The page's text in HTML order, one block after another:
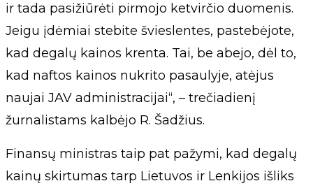
ir tada pasižiūrėti pirmojo ketvirčio duomenis.
Jeigu įdėmiai stebite švieslentes, pastebėjote,
kad degalų kainos krenta. Tai, be abejo, dėl to,
kad naftos kainos nukrito pasaulyje, atėjus
naujai JAV administracijai“, – trečiadienį
žurnalistams kalbėjo R. Šadžius.
Finansų ministras taip pat pažymi, kad degalų
kainų skirtumas tarp Lietuvos ir Lenkijos išliks